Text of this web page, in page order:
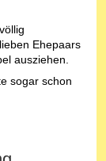
Ehepaars
ausziehen.
sogar schon